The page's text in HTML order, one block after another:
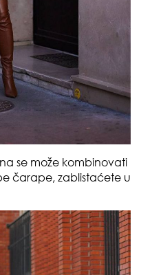
se može kombinovati
čarape, zablistaćete u